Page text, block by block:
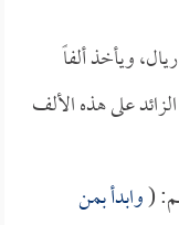
ويأخذ ألفاً
على هذه الألف
(وابدأ بمن